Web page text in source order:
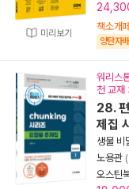
미리보기
책소개
양탄자
워리스
천 교재
28.
제집
생물 비
노용관
오스틴